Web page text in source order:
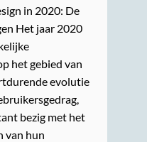
in 2020: De
Het jaar 2020
het gebied van
evolutie
bezig met het
van hun